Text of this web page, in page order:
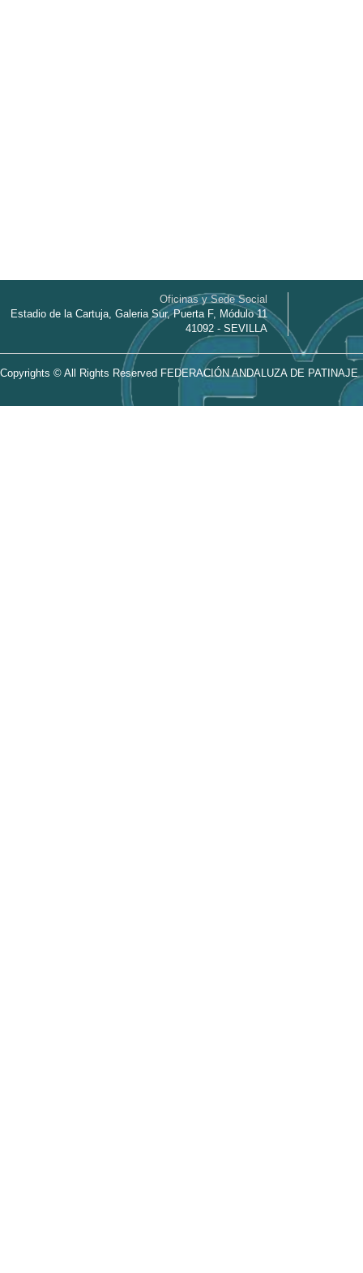
Oficinas y Sede Social
Estadio de la Cartuja, Galeria Sur, Puerta F, Módulo 11
41092 - SEVILLA
Copyrights © All Rights Reserved FEDERACIÓN ANDALUZA DE PATINAJE